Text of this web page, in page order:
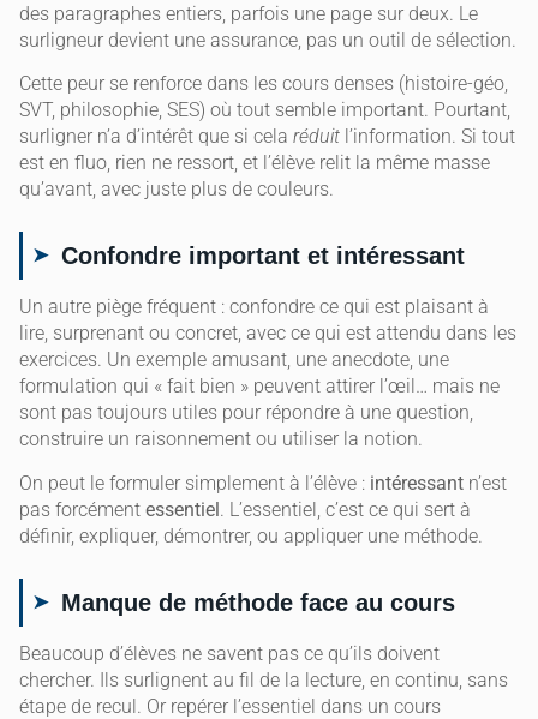
des paragraphes entiers, parfois une page sur deux. Le
surligneur devient une assurance, pas un outil de sélection.
Cette peur se renforce dans les cours denses (histoire-géo,
SVT, philosophie, SES) où tout semble important. Pourtant,
surligner n’a d’intérêt que si cela réduit l’information. Si tout
est en fluo, rien ne ressort, et l’élève relit la même masse
qu’avant, avec juste plus de couleurs.
Confondre important et intéressant
Un autre piège fréquent : confondre ce qui est plaisant à
lire, surprenant ou concret, avec ce qui est attendu dans les
exercices. Un exemple amusant, une anecdote, une
formulation qui « fait bien » peuvent attirer l’œil… mais ne
sont pas toujours utiles pour répondre à une question,
construire un raisonnement ou utiliser la notion.
On peut le formuler simplement à l’élève : intéressant n’est
pas forcément essentiel. L’essentiel, c’est ce qui sert à
définir, expliquer, démontrer, ou appliquer une méthode.
Manque de méthode face au cours
Beaucoup d’élèves ne savent pas ce qu’ils doivent
chercher. Ils surlignent au fil de la lecture, en continu, sans
étape de recul. Or repérer l’essentiel dans un cours